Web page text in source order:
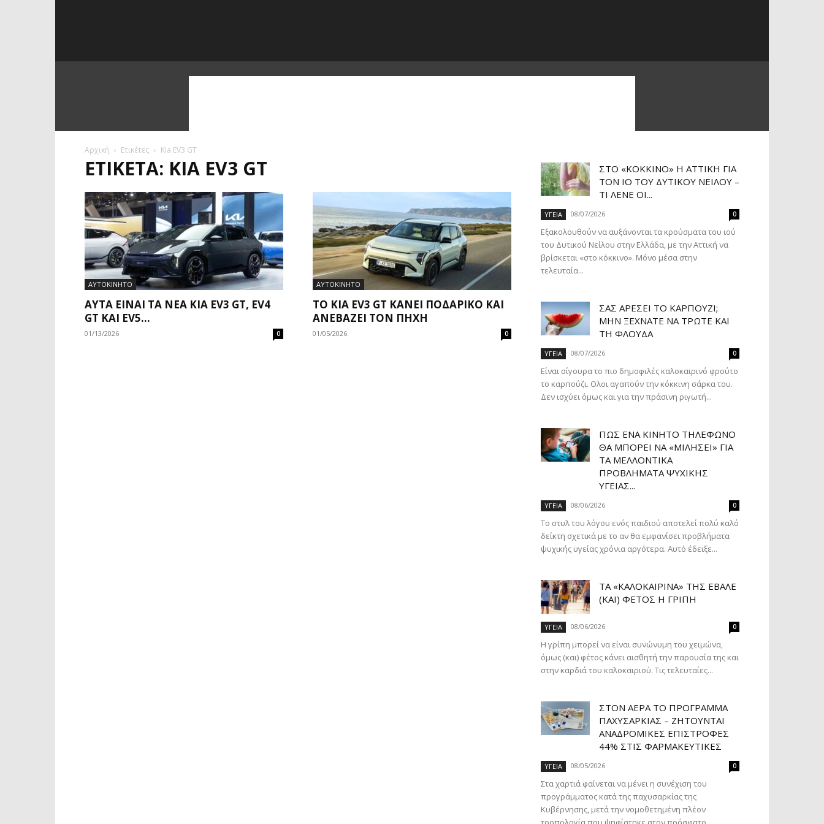
Αρχική Ετικέτες Kia EV3 GT
ΕΤΙΚΈΤΑ: KIA EV3 GT
ΑΥΤΟΚΙΝΗΤΟ
ΑΥΤΆ ΕΊΝΑΙ ΤΑ ΝΈΑ KIA EV3 GT, EV4
GT ΚΑΙ EV5...
01/13/2026 0
ΑΥΤΟΚΙΝΗΤΟ
ΤΟ KIA EV3 GT ΚΆΝΕΙ ΠΟΔΑΡΙΚΟ ΚΑΙ
ΑΝΕΒΆΖΕΙ ΤΟΝ ΠΉΧΗ
01/05/2026 0
ΣΤΟ «ΚΌΚΚΙΝΟ» Η ΑΤΤΙΚΉ ΓΙΑ
ΤΟΝ ΙΌ ΤΟΥ ΔΥΤΙΚΟΎ ΝΕΊΛΟΥ –
ΤΙ ΛΈΝΕ ΟΙ...
ΥΓΕΙΑ 08/07/2026 0
Εξακολουθούν να αυξάνονται τα κρούσματα του ιού
του Δυτικού Νείλου στην Ελλάδα, με την Αττική να
βρίσκεται «στο κόκκινο». Μόνο μέσα στην
τελευταία...
ΣΑΣ ΑΡΈΣΕΙ ΤΟ ΚΑΡΠΟΎΖΙ;
ΜΗΝ ΞΕΧΝΆΤΕ ΝΑ ΤΡΏΤΕ ΚΑΙ
ΤΗ ΦΛΟΎΔΑ
ΥΓΕΙΑ 08/07/2026 0
Eίναι σίγουρα το πιο δημοφιλές καλοκαιρινό φρούτο
το καρπούζι. Ολοι αγαπούν την κόκκινη σάρκα του.
Δεν ισχύει όμως και για την πράσινη ριγωτή...
ΠΏΣ ΈΝΑ ΚΙΝΗΤΌ ΤΗΛΈΦΩΝΟ
ΘΑ ΜΠΟΡΕΊ ΝΑ «ΜΙΛΉΣΕΙ» ΓΙΑ
ΤΑ ΜΕΛΛΟΝΤΙΚΆ
ΠΡΟΒΛΉΜΑΤΑ ΨΥΧΙΚΉΣ
ΥΓΕΊΑΣ...
ΥΓΕΙΑ 08/06/2026 0
Το στυλ του λόγου ενός παιδιού αποτελεί πολύ καλό
δείκτη σχετικά με το αν θα εμφανίσει προβλήματα
ψυχικής υγείας χρόνια αργότερα. Αυτό έδειξε...
ΤΑ «ΚΑΛΟΚΑΙΡΙΝΆ» ΤΗΣ ΈΒΑΛΕ
(ΚΑΙ) ΦΈΤΟΣ Η ΓΡΊΠΗ
ΥΓΕΙΑ 08/06/2026 0
Η γρίπη μπορεί να είναι συνώνυμη του χειμώνα,
όμως (και) φέτος κάνει αισθητή την παρουσία της και
στην καρδιά του καλοκαιριού. Τις τελευταίες...
ΣΤΟΝ ΑΈΡΑ ΤΟ ΠΡΌΓΡΑΜΜΑ
ΠΑΧΥΣΑΡΚΊΑΣ – ΖΗΤΟΎΝΤΑΙ
ΑΝΑΔΡΟΜΙΚΈΣ ΕΠΙΣΤΡΟΦΈΣ
44% ΣΤΙΣ ΦΑΡΜΑΚΕΥΤΙΚΈΣ
ΥΓΕΙΑ 08/05/2026 0
Στα χαρτιά φαίνεται να μένει η συνέχιση του
προγράμματος κατά της παχυσαρκίας της
Κυβέρνησης, μετά την νομοθετημένη πλέον